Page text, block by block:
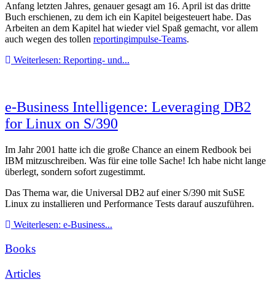
Anfang letzten Jahres, genauer gesagt am 16. April ist das dritte
Buch erschienen, zu dem ich ein Kapitel beigesteuert habe. Das
Arbeiten an dem Kapitel hat wieder viel Spaß gemacht, vor allem
auch wegen des tollen reportingimpulse-Teams.
Weiterlesen: Reporting- und...
e-Business Intelligence: Leveraging DB2
for Linux on S/390
Im Jahr 2001 hatte ich die große Chance an einem Redbook bei
IBM mitzuschreiben. Was für eine tolle Sache! Ich habe nicht lange
überlegt, sondern sofort zugestimmt.
Das Thema war, die Universal DB2 auf einer S/390 mit SuSE
Linux zu installieren und Performance Tests darauf auszuführen.
Weiterlesen: e-Business...
Books
Articles